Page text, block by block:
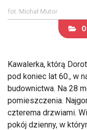
fot. Michał Mutor
Kawalerka, którą
pod koniec lat 60., w
budownictwa. Na 28
pomieszczenia.
czterema drzwiami.
pokój dzienny, w